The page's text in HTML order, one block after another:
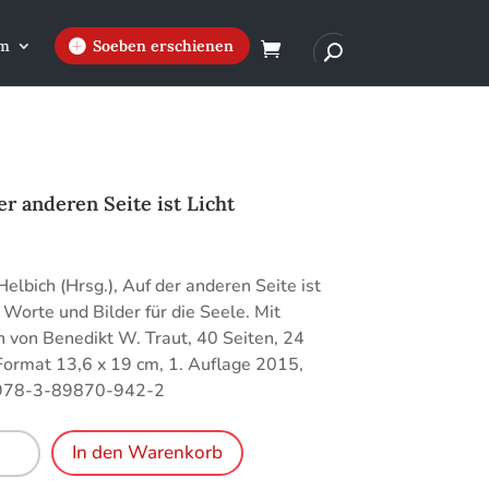
Soeben erschienen
anderen Seite ist Licht
(Hrsg.), Auf der anderen Seite ist
Worte und Bilder für die Seele. Mit
von Benedikt W. Traut, 40 Seiten, 24
13,6 x 19 cm, 1. Auflage 2015,
3-89870-942-2
In den Warenkorb